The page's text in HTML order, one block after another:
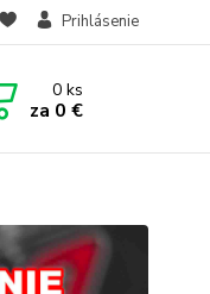
Prihlásenie
0ks
za 0 €